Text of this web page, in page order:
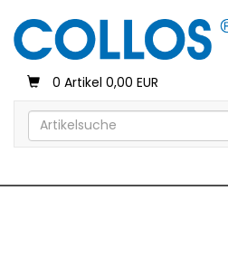
0 Artikel 0,00 EUR